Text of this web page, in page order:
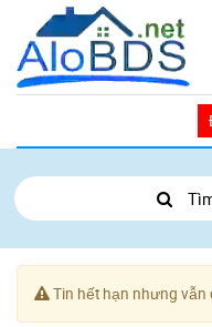
Tin hết hạn nhưng vẫn